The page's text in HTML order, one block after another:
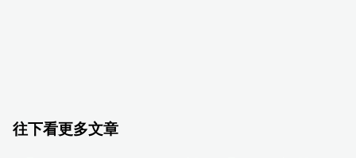
往下看更多文章